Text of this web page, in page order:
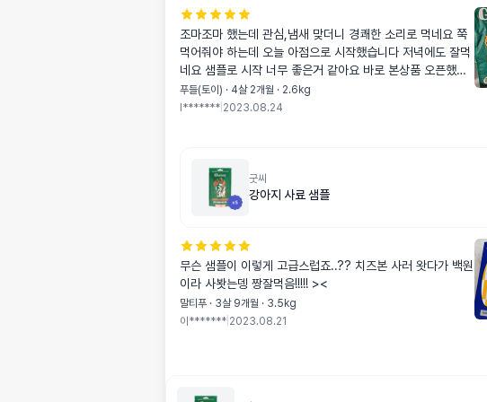
조마조마 했는데 관심,냄새 맞더니 경쾌한 소리로 먹네요 쭉
먹어줘야 하는데 오늘 아점으로 시작했습니다 저녁에도 잘먹
네요 샘플로 시작 너무 좋은거 같아요 바로 본상품 오픈했습
니다
푸들(토이) · 4살 2개월 · 2.6kg
l******* 2023.08.24
굿씨
강아지 사료 샘플
무슨 샘플이 이렇게 고급스럽죠..?? 치즈본 사러 왓다가 백원
이라 사봣는뎅 짱잘먹음!!!!! ><
말티푸 · 3살 9개월 · 3.5kg
이******* 2023.08.21